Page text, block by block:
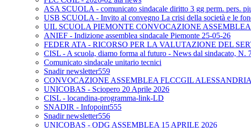
ASA SCUOLA - comunicato sindacale diritto 3 gg perm. pers.
USB SCUOLA - Invito al convegno La crisi della società e le
UIL SCUOLA PIEMONTE CONVOCAZIONE
ANIEF - Indizione assemblea sindacale Piemonte 25-05-26
FEDER ATA - RICORSO PER LA VALUTAZIONE DEL
CISL - A scuola, diamo forma al futuro - News dal sindacato, N.
Comunicato sindacale unitario tecnici
Snadir newsletter559
CONVOCAZIONE ASSEMBLEA FLCCGIL
UNICOBAS - Sciopero 20 Aprile 2026
CISL - locandina-programma-link-LD
SNADIR - Infopoint555
Snadir newsletter556
UNICOBAS - ODG ASSEMBLEA 15 APRILE 2026